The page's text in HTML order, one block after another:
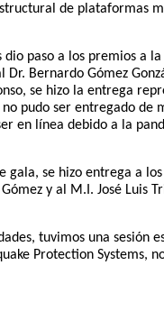
de plataformas
paso a los premios a
Bernardo Gómez
se hizo la entrega
pudo ser entregado de
en línea debido a la
gala, se hizo entrega a
y al M.I. José Luis
tuvimos una sesión
Protection Systems,